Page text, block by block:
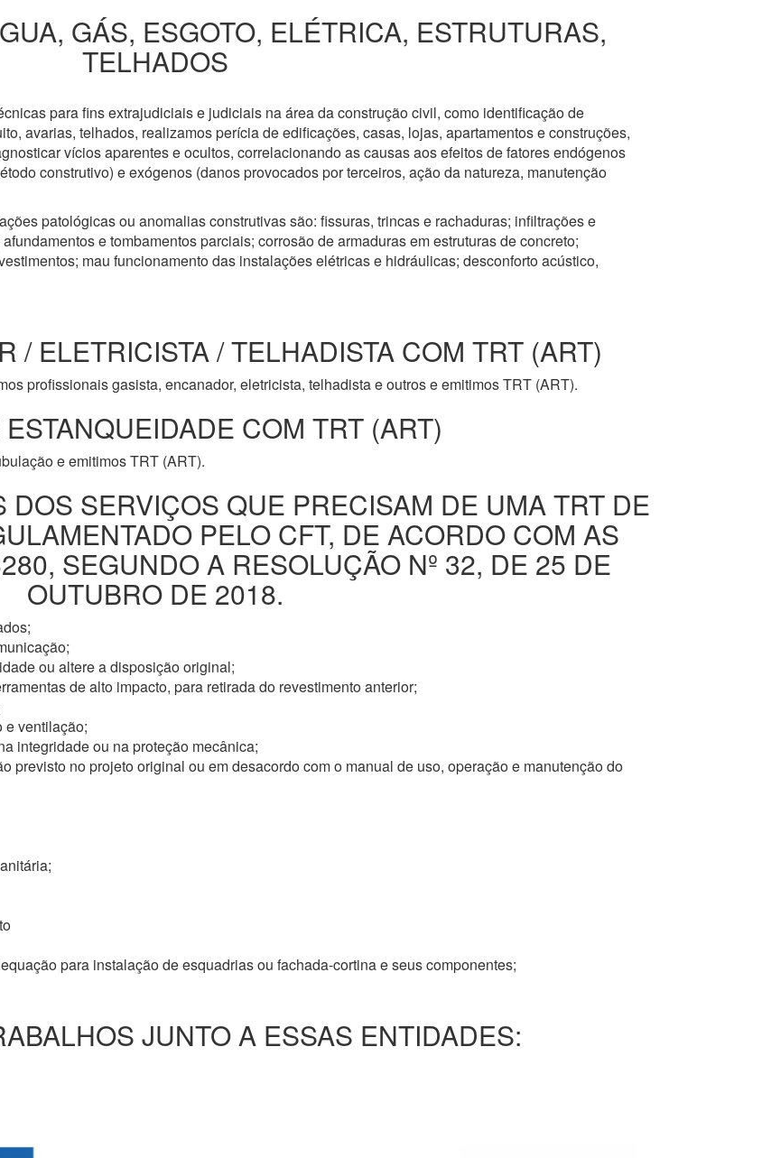
GÁS, ESGOTO, ELÉTRICA, ESTRUTURAS,
TELHADOS
para fins extrajudiciais e judiciais na área da construção civil, como identificação de
avarias, telhados, realizamos perícia de edificações, casas, lojas, apartamentos e construções,
vícios aparentes e ocultos, correlacionando as causas aos efeitos de fatores endógenos
construtivo) e exógenos (danos provocados por terceiros, ação da natureza, manutenção
patológicas ou anomalias construtivas são: fissuras, trincas e rachaduras; infiltrações e
e tombamentos parciais; corrosão de armaduras em estruturas de concreto;
mau funcionamento das instalações elétricas e hidráulicas; desconforto acústico,
/ ELETRICISTA / TELHADISTA COM TRT (ART)
profissionais gasista, encanador, eletricista, telhadista e outros e emitimos TRT (ART).
COM TRT (ART)
e emitimos TRT (ART).
SERVIÇOS QUE PRECISAM DE UMA TRT DE
PELO CFT, DE ACORDO COM AS
SEGUNDO A RESOLUÇÃO Nº 32, DE 25 DE
OUTUBRO DE 2018.
ou altere a disposição original;
de alto impacto, para retirada do revestimento anterior;
e ventilação;
integridade ou na proteção mecânica;
previsto no projeto original ou em desacordo com o manual de uso, operação e manutenção do
para instalação de esquadrias ou fachada-cortina e seus componentes;
JUNTO A ESSAS ENTIDADES: